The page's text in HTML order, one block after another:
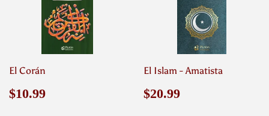
El Corán
Precio
$10.99
El Islam - Amatista
Precio
$20.99